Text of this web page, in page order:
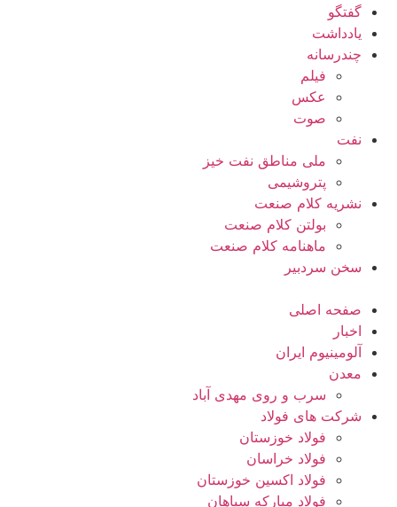
گفتگو
یادداشت
چندرسانه
فیلم
عکس
صوت
نفت
ملی مناطق نفت خیز
پتروشیمی
نشریه کلام صنعت
بولتن کلام صنعت
ماهنامه کلام صنعت
سخن سردبیر
صفحه اصلی
اخبار
آلومینیوم ایران
معدن
سرب و روی مهدی آباد
شرکت های فولاد
فولاد خوزستان
فولاد خراسان
فولاد اکسین خوزستان
فولاد مبارکه سپاهان